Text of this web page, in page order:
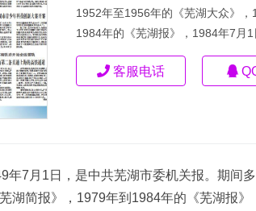
1952年至1956年的《芜湖大众》
1984年的《芜湖报》，1984年7月
客服电话
年7月1日，是中共芜湖市委机关报。期间
湖简报》，1979年到1984年的《芜湖报